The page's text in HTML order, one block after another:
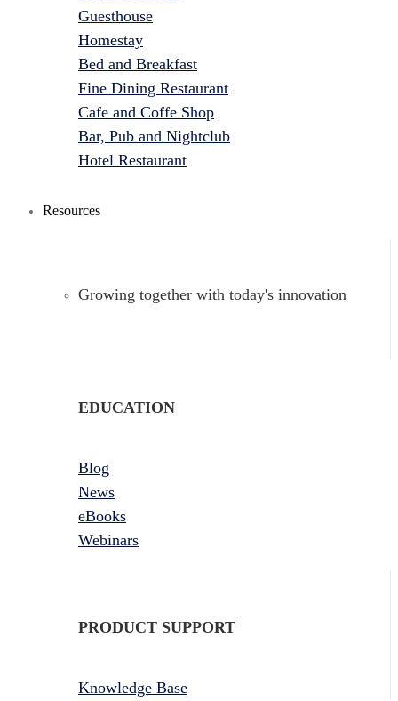
Guesthouse
Homestay
Bed and Breakfast
Fine Dining Restaurant
Cafe and Coffe Shop
Bar, Pub and Nightclub
Hotel Restaurant
Resources
Growing together with today's innovation
EDUCATION
Blog
News
eBooks
Webinars
PRODUCT SUPPORT
Knowledge Base